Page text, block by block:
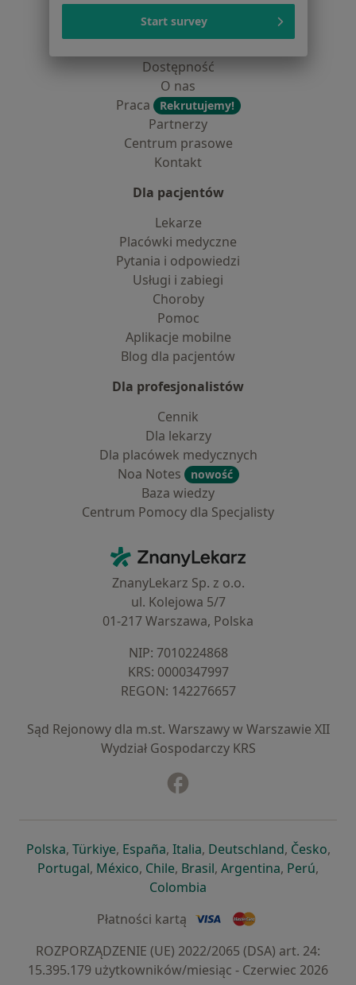
dane pozyskaliśmy samodzielnie
Polityka cookies
Dostępność
O nas
Praca
Rekrutujemy!
Partnerzy
Centrum prasowe
Kontakt
Dla pacjentów
Lekarze
Placówki medyczne
Pytania i odpowiedzi
Usługi i zabiegi
Choroby
Pomoc
Aplikacje mobilne
Blog dla pacjentów
Dla profesjonalistów
Cennik
Dla lekarzy
Dla placówek medycznych
Noa Notes
nowość
Baza wiedzy
Centrum Pomocy dla Specjalisty
ZnanyLekarz - Strona główna
ZnanyLekarz Sp. z o.o.
ul. Kolejowa 5/7
01-217 Warszawa, Polska
NIP: ⁠7010224868
KRS: ⁠0000347997
REGON: ⁠142276657
Sąd Rejonowy dla m.st. Warszawy w Warszawie XII
Wydział Gospodarczy KRS
Polskaotwiera się w nowej karcie
, Türkiyeotwiera się w nowej karcie
, Españaotwiera się w nowej karcie
, Italiaotwiera się w nowej
, Deutschlandotwiera się
, Česko,
Portugalotwiera się w nowej karcie
, Méxicootwiera się w nowej karcie
, Chileotwiera się w nowej karcie
, Brasilotwiera się w nowej
, Argentinaotwiera się
, Perú,
Colombia
Płatności kartą
ROZPORZĄDZENIE (UE) 2022/2065 (DSA) art. 24:
15.395.179 użytkowników/miesiąc - Czerwiec 2026
Start survey